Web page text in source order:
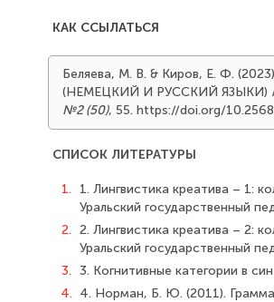
КАК ССЫЛАТЬСЯ
Беляева, М. В. & Киров, Е. Ф.
(НЕМЕЦКИЙ И РУССКИЙ ЯЗЫКИ)
№2 (50), 55. https://doi.org/
СПИСОК ЛИТЕРАТУРЫ
1.
1. Лингвистика креатива – 1:
Уральский государственный
2. 2. Лингвистика креатива – 2:
Уральский государственный
3. 3. Когнитивные категории в
4. 4. Норман, Б. Ю. (2011).